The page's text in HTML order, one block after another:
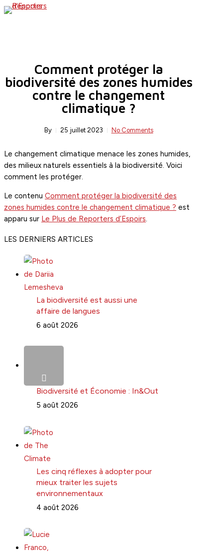
Skip
Comment protéger la
biodiversité des zones humides
contre le changement
climatique ?
By 25 juillet 2023 No Comments
Le changement climatique menace les zones humides,
des milieux naturels essentiels à la biodiversité. Voici
comment les protéger.
Le contenu Comment protéger la biodiversité des
zones humides contre le changement climatique ? est
apparu sur Le Plus de Reporters d’Espoirs.
LES DERNIERS ARTICLES
La biodiversité est aussi une
affaire de langues
6 août 2026
Biodiversité et Économie : In&Out
5 août 2026
Les cinq réflexes à adopter pour
mieux traiter les sujets
environnementaux
4 août 2026